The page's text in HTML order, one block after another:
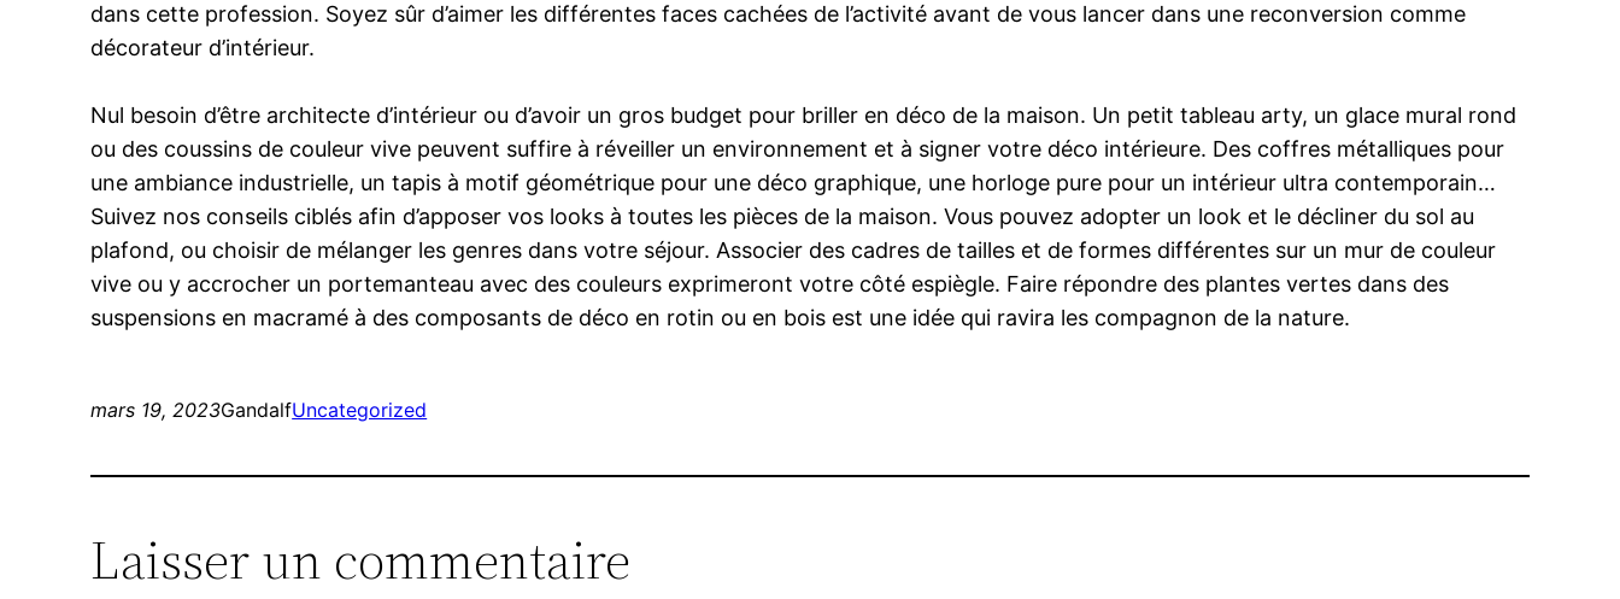
dans cette profession. Soyez sûr d’aimer les différentes faces cachées de l’activité avant de vous lancer dans une reconversion comme
décorateur d’intérieur.
Nul besoin d’être architecte d’intérieur ou d’avoir un gros budget pour briller en déco de la maison. Un petit tableau arty, un glace mural rond
ou des coussins de couleur vive peuvent suffire à réveiller un environnement et à signer votre déco intérieure. Des coffres métalliques pour
une ambiance industrielle, un tapis à motif géométrique pour une déco graphique, une horloge pure pour un intérieur ultra contemporain…
Suivez nos conseils ciblés afin d’apposer vos looks à toutes les pièces de la maison. Vous pouvez adopter un look et le décliner du sol au
plafond, ou choisir de mélanger les genres dans votre séjour. Associer des cadres de tailles et de formes différentes sur un mur de couleur
vive ou y accrocher un portemanteau avec des couleurs exprimeront votre côté espiègle. Faire répondre des plantes vertes dans des
suspensions en macramé à des composants de déco en rotin ou en bois est une idée qui ravira les compagnon de la nature.
mars 19, 2023GandalfUncategorized
Laisser un commentaire